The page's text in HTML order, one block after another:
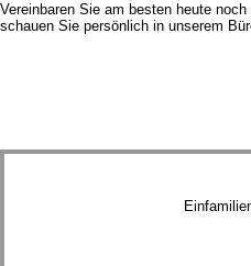
Vereinbaren Sie am besten heute
schauen Sie persönlich in unserem